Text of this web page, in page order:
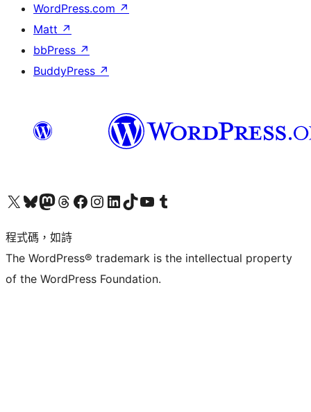
WordPress.com ↗
Matt ↗
bbPress ↗
BuddyPress ↗
查看我們的 X (之前的 Twitter) 帳號造訪我們的 Bluesky 帳號造訪我們的 Mastodon 帳號造訪我們的 Threads 帳號 造訪我們的 Facebook 粉絲專頁Visit our Instagram account
Visit our LinkedIn account
造訪我們的 TikTok 帳號Visit our YouTube channel
造訪我們的 Tumblr 帳號
程式碼，如詩
The WordPress® trademark is the intellectual property
of the WordPress Foundation.